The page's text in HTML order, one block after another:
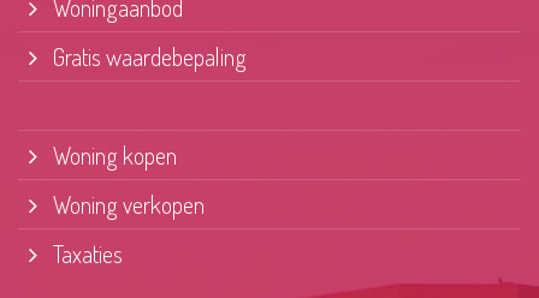
Woningaanbod
Gratis waardebepaling
Woning kopen
Woning verkopen
Taxaties